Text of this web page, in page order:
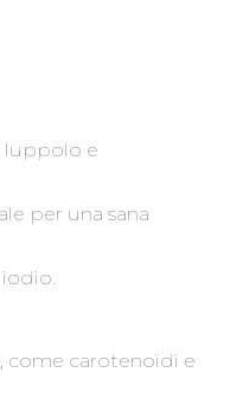
luppolo e
per una sana
come carotenoidi e